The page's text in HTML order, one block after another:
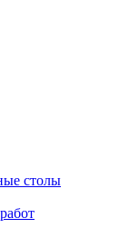
столы